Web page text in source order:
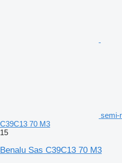
semi-
C39C13 70 M3
15
Benalu Sas C39C13 70 M3